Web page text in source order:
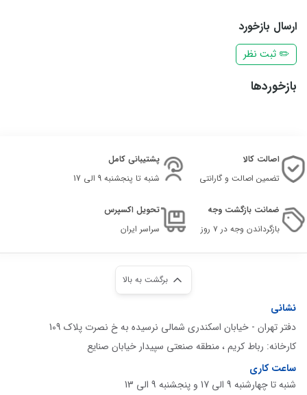
ارسال بازخورد
✏️ ثبت نظر
بازخوردها
اصالت کالا
تضمین اصالت و گارانتی
پشتیبانی کامل
شنبه تا پنجشنبه 9 الی 17
ضمانت بازگشت وجه
بازگرداندن وجه در ۷ روز
تحویل اکسپرس
سراسر ایران
برگشت به بالا
نشانی
دفتر تهران - خیابان اسکندری شمالی نرسیده به خ نصرت پلاک 109
کارخانه: رباط کریم ، منطقه صنعتی سپیدار خیابان صنایع
ساعت کاری
شنبه تا چهارشنبه 9 الی 17 و پنجشنبه 9 الی 13